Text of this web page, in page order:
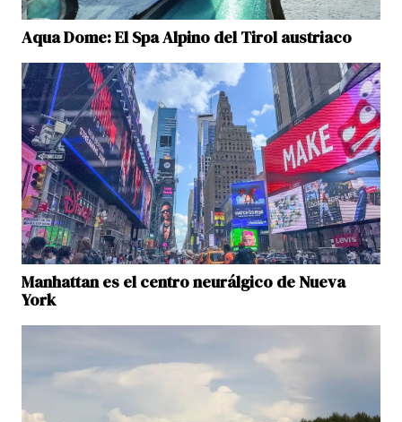
Aqua Dome: El Spa Alpino del Tirol austriaco
Manhattan es el centro neurálgico de Nueva
York